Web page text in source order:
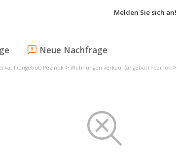
Melden Sie sich an!
Neue Nachfrage
(angebot) Pezinok > Wohnungen verkauf (angebot) Pezinok >